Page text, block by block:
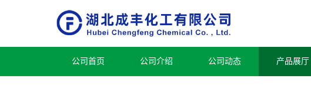
公司首页 公司介绍 公司动态 产品展厅